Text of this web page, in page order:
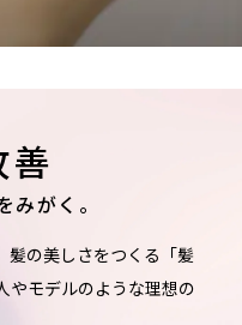
善
みがく。
髪の美しさをつくる「髪
やモデルのような理想の